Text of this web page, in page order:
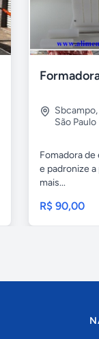
Sbcampo,
São Paulo
Fomadora
e padronize
mais...
R$ 90,00